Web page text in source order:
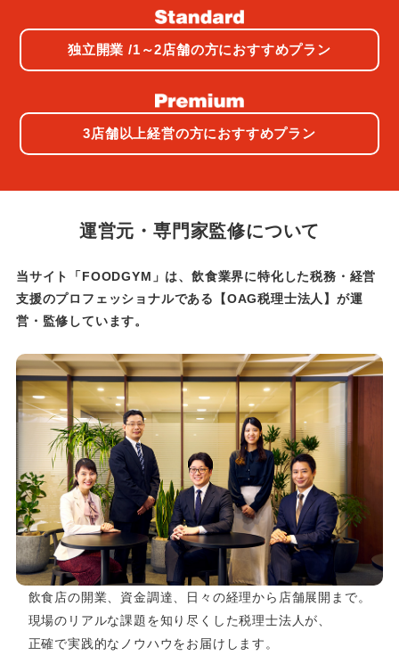
独立開業 /1～2店舗の方におすすめプラン
3店舗以上経営の方におすすめプラン
運営元・専門家監修について
当サイト「FOODGYM」は、飲食業界に特化した税務・経営
支援のプロフェッショナルである
【OAG税理士法人】が運
営・監修しています。
飲食店の開業、資金調達、日々の経理から店舗展開まで。
現場のリアルな課題を知り尽くした税理士法人が、
正確で実践的なノウハウをお届けします。